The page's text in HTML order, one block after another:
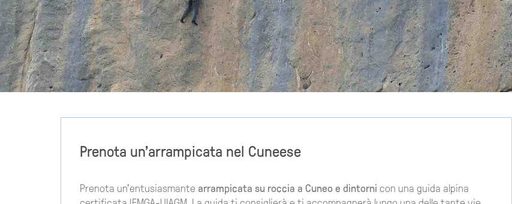
Prenota un'arrampicata nel Cuneese
Prenota un'entusiasmante arrampicata su roccia a Cuneo e dintorni con una guida alpina